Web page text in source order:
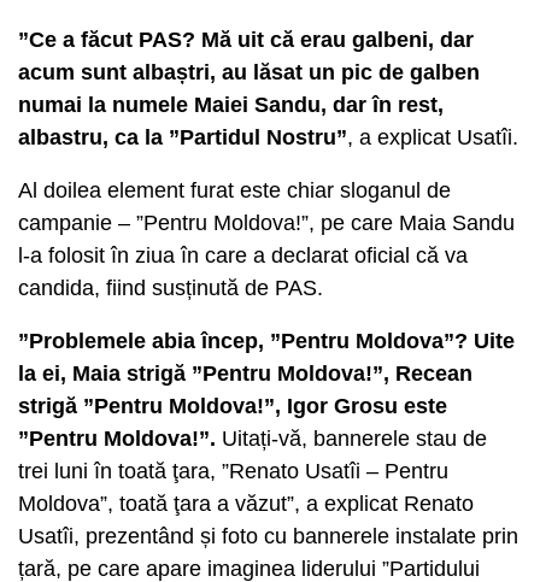
”Ce a făcut PAS? Mă uit că erau galbeni, dar
acum sunt albaștri, au lăsat un pic de galben
numai la numele Maiei Sandu, dar în rest,
albastru, ca la ”Partidul Nostru”, a explicat Usatîi.
Al doilea element furat este chiar sloganul de
campanie – ”Pentru Moldova!”, pe care Maia Sandu
l-a folosit în ziua în care a declarat oficial că va
candida, fiind susținută de PAS.
”Problemele abia încep, ”Pentru Moldova”? Uite
la ei, Maia strigă ”Pentru Moldova!”, Recean
strigă ”Pentru Moldova!”, Igor Grosu este
”Pentru Moldova!”. Uitați-vă, bannerele stau de
trei luni în toată ţara, ”Renato Usatîi – Pentru
Moldova”, toată ţara a văzut”, a explicat Renato
Usatîi, prezentând și foto cu bannerele instalate prin
țară, pe care apare imaginea liderului ”Partidului